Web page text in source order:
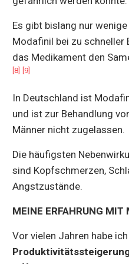
Es gibt bislang nur
Modafinil bei zu schneller
das Medikament den
[8] [9]
In Deutschland ist
und ist zur Behandlung
Männer nicht zugelassen.
Die häufigsten
sind Kopfschmerzen,
Angstzustände.
MEINE ERFAHRUNG MIT
Vor vielen Jahren habe